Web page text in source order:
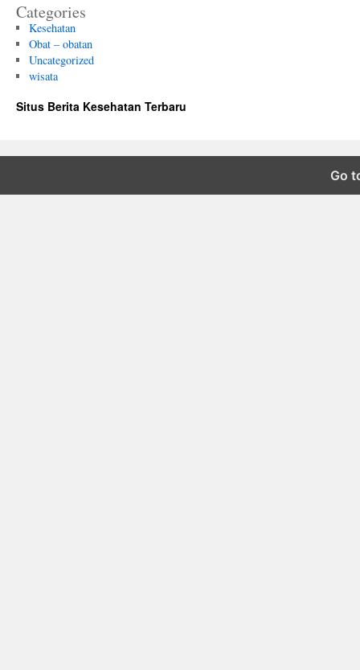
Categories
Kesehatan
Obat – obatan
Uncategorized
wisata
Situs Berita Kesehatan Terbaru
Go